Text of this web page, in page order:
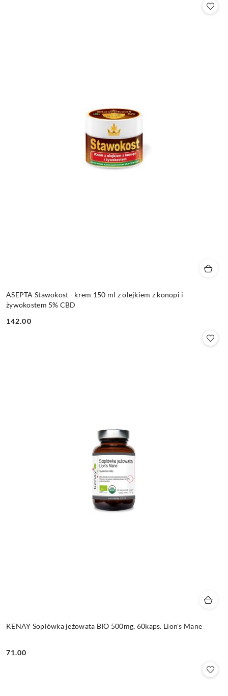
ASEPTA Stawokost - krem 150 ml z olejkiem z konopi i
żywokostem 5% CBD
Cena:
142.00
KENAY Soplówka jeżowata BIO 500mg, 60kaps. Lion's Mane
Cena:
71.00